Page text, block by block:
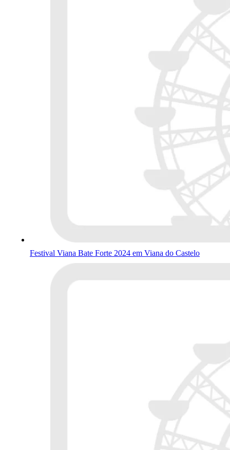
Festival Viana Bate Forte 2024 em Viana do Castelo